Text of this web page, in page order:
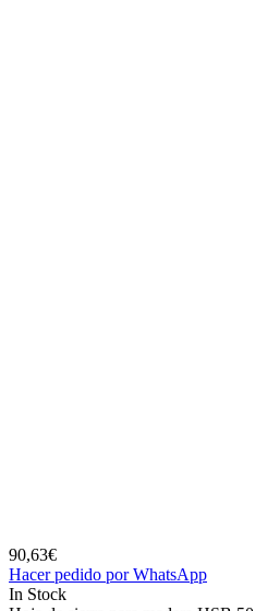
90,63€
Hacer pedido por WhatsApp
In Stock